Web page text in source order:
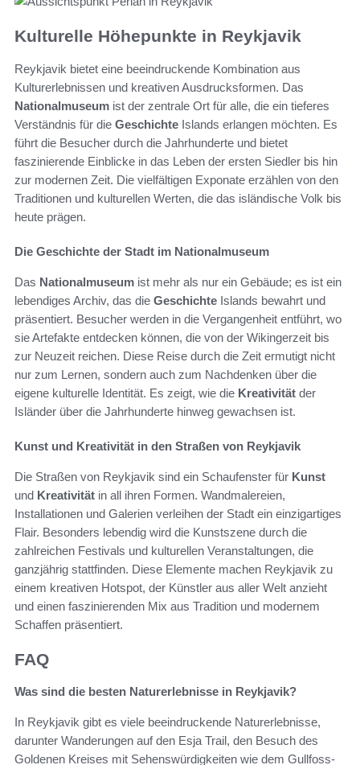
Kulturelle Höhepunkte in Reykjavik
Reykjavik bietet eine beeindruckende Kombination aus
Kulturerlebnissen und kreativen Ausdrucksformen. Das
Nationalmuseum ist der zentrale Ort für alle, die ein tieferes
Verständnis für die Geschichte Islands erlangen möchten. Es
führt die Besucher durch die Jahrhunderte und bietet
faszinierende Einblicke in das Leben der ersten Siedler bis hin
zur modernen Zeit. Die vielfältigen Exponate erzählen von den
Traditionen und kulturellen Werten, die das isländische Volk bis
heute prägen.
Die Geschichte der Stadt im Nationalmuseum
Das Nationalmuseum ist mehr als nur ein Gebäude; es ist ein
lebendiges Archiv, das die Geschichte Islands bewahrt und
präsentiert. Besucher werden in die Vergangenheit entführt, wo
sie Artefakte entdecken können, die von der Wikingerzeit bis
zur Neuzeit reichen. Diese Reise durch die Zeit ermutigt nicht
nur zum Lernen, sondern auch zum Nachdenken über die
eigene kulturelle Identität. Es zeigt, wie die Kreativität der
Isländer über die Jahrhunderte hinweg gewachsen ist.
Kunst und Kreativität in den Straßen von Reykjavik
Die Straßen von Reykjavik sind ein Schaufenster für Kunst
und Kreativität in all ihren Formen. Wandmalereien,
Installationen und Galerien verleihen der Stadt ein einzigartiges
Flair. Besonders lebendig wird die Kunstszene durch die
zahlreichen Festivals und kulturellen Veranstaltungen, die
ganzjährig stattfinden. Diese Elemente machen Reykjavik zu
einem kreativen Hotspot, der Künstler aus aller Welt anzieht
und einen faszinierenden Mix aus Tradition und modernem
Schaffen präsentiert.
FAQ
Was sind die besten Naturerlebnisse in Reykjavik?
In Reykjavik gibt es viele beeindruckende Naturerlebnisse,
darunter Wanderungen auf den Esja Trail, den Besuch des
Goldenen Kreises mit Sehenswürdigkeiten wie dem Gullfoss-